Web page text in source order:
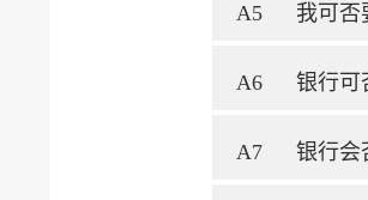
A5 我可否
A6 银行可
A7 银行会